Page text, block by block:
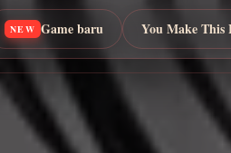
NEW Game baru You Make This